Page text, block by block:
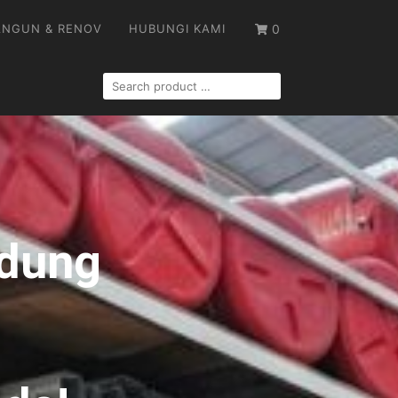
0
& RENOV HUBUNGI KAMI